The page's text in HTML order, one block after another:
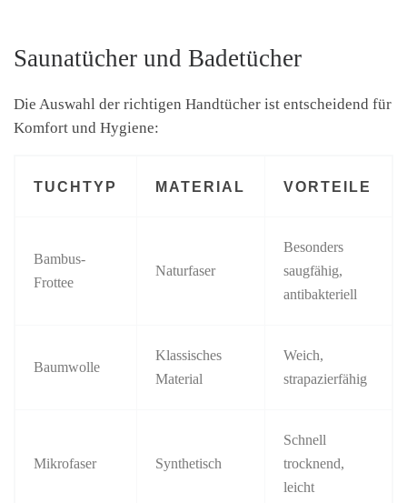
Saunatücher und Badetücher
Die Auswahl der richtigen Handtücher ist entscheidend für
Komfort und Hygiene:
TUCHTYP MATERIAL VORTEILE
Bambus-
Frottee
Naturfaser
Besonders
saugfähig,
antibakteriell
Baumwolle
Klassisches
Material
Weich,
strapazierfähig
Mikrofaser Synthetisch
Schnell
trocknend,
leicht